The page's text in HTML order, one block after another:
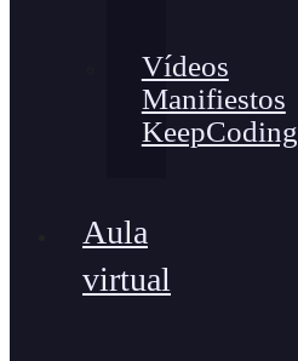
Vídeos
Manifiestos
KeepCoding
Aula
virtual